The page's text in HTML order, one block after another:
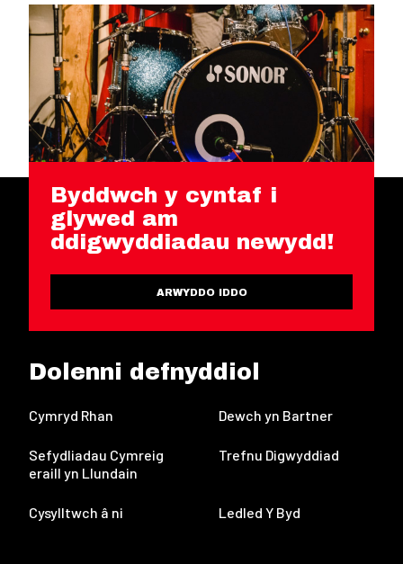
Byddwch y cyntaf i
glywed am
ddigwyddiadau newydd!
ARWYDDO IDDO
Dolenni defnyddiol
Cymryd Rhan Dewch yn Bartner
Sefydliadau Cymreig
eraill yn Llundain
Trefnu Digwyddiad
Cysylltwch â ni Ledled Y Byd